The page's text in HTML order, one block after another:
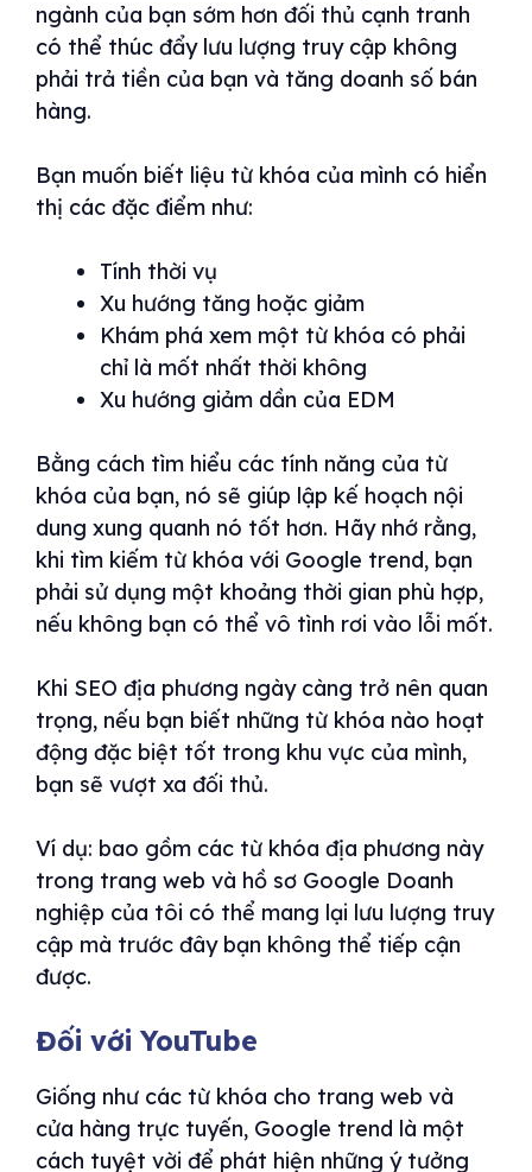
ngành của bạn sớm hơn đối thủ cạnh tranh
có thể thúc đẩy lưu lượng truy cập không
phải trả tiền của bạn và tăng doanh số bán
hàng.
Bạn muốn biết liệu từ khóa của mình có hiển
thị các đặc điểm như:
Tính thời vụ
Xu hướng tăng hoặc giảm
Khám phá xem một từ khóa có phải
chỉ là mốt nhất thời không
Xu hướng giảm dần của EDM
Bằng cách tìm hiểu các tính năng của từ
khóa của bạn, nó sẽ giúp lập kế hoạch nội
dung xung quanh nó tốt hơn. Hãy nhớ rằng,
khi tìm kiếm từ khóa với Google trend, bạn
phải sử dụng một khoảng thời gian phù hợp,
nếu không bạn có thể vô tình rơi vào lỗi mốt.
Khi SEO địa phương ngày càng trở nên quan
trọng, nếu bạn biết những từ khóa nào hoạt
động đặc biệt tốt trong khu vực của mình,
bạn sẽ vượt xa đối thủ.
Ví dụ: bao gồm các từ khóa địa phương này
trong trang web và hồ sơ Google Doanh
nghiệp của tôi có thể mang lại lưu lượng truy
cập mà trước đây bạn không thể tiếp cận
được.
Đối với YouTube
Giống như các từ khóa cho trang web và
cửa hàng trực tuyến, Google trend là một
cách tuyệt vời để phát hiện những ý tưởng